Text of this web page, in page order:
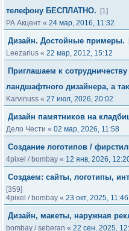
телефону БЕСПЛАТНО.
[1]
РА Акцент « 24 мар, 2016, 11:32
Дизайн. Достойные примеры.
Leezarius « 22 мар, 2012, 15:12
Приглашаем к
ландшафтного дизайнера, а
Karvinuss « 27 июл, 2026, 20:02
Дизайн памятников на
Дело Чести « 02 мар, 2026, 11:58
Создание логотипов /
4pixel / bombay « 12 янв, 2026,
Создаем: сайты, логотипы,
[359]
4pixel / bombay « 23 окт, 2025, 11:46
Дизайн, макеты, наружная
bombay /seberan « 22 сен, 2025,